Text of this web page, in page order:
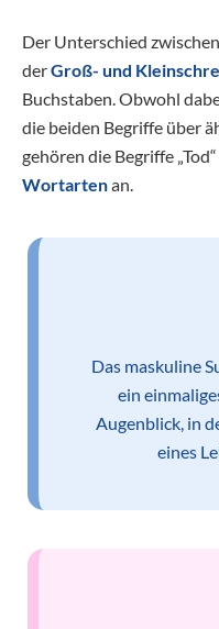
Der Unterschied
derGroß- und
Buchstaben. Obwohl
die beiden Begriffe über
gehören die Begriffe
Wortartenan.
Das maskuline
ein
Augenblick, in
eines